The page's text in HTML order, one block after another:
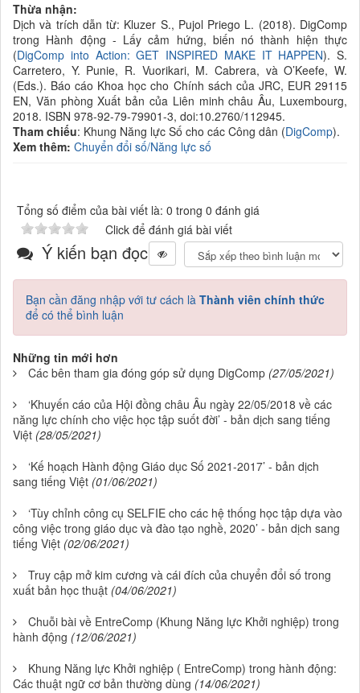
Thừa nhận:
Dịch và trích dẫntừ: Kluzer S., Pujol Priego L. (2018). DigComp
trong Hành động - Lấy cảm hứng, biến nó thành hiện thực
(DigComp into Action: GET INSPIRED MAKE IT HAPPEN). S.
Carretero, Y. Punie, R. Vuorikari, M. Cabrera, và O’Keefe, W.
(Eds.). Báo cáo Khoa học cho Chính sách của JRC, EUR 29115
EN, Văn phòng Xuất bản của Liên minh châu Âu, Luxembourg,
2018. ISBN 978-92-79-79901-3, doi:10.2760/112945.
Tham chiếu: Khung Năng lực Số cho các Công dân (DigComp).
Xem thêm: Chuyển đổi số/Năng lực số
Tổng số điểm của bài viết là: 0 trong 0 đánh giá
Click để đánh giá bài viết
Ý kiến bạn đọc
Bạn cần đăng nhập với tư cách là Thành viên chính thức
để có thể bình luận
Những tin mới hơn
Các bên tham gia đóng góp sử dụng DigComp (27/05/2021)
‘Khuyến cáo của Hội đồng châu Âu ngày 22/05/2018 về các
năng lực chính cho việc học tập suốt đời’ - bản dịch sang tiếng
Việt (28/05/2021)
‘Kế hoạch Hành động Giáo dục Số 2021-2017’ - bản dịch
sang tiếng Việt (01/06/2021)
‘Tùy chỉnh công cụ SELFIE cho các hệ thống học tập dựa vào
công việc trong giáo dục và đào tạo nghề, 2020’ - bản dịch sang
tiếng Việt (02/06/2021)
Truy cập mở kim cương và cái đích của chuyển đổi số trong
xuất bản học thuật (04/06/2021)
Chuỗi bài về EntreComp (Khung Năng lực Khởi nghiệp) trong
hành động (12/06/2021)
Khung Năng lực Khởi nghiệp ( EntreComp) trong hành động:
Các thuật ngữ cơ bản thường dùng (14/06/2021)